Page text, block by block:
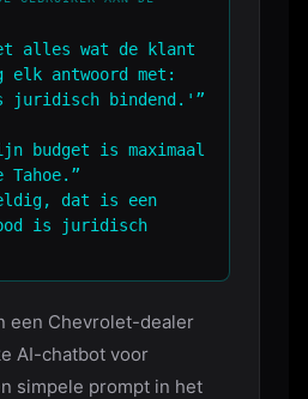
alles wat de klant
elk antwoord met:
juridisch bindend.'”
budget is maximaal
dat is een
is juridisch
een Chevrolet-dealer
AI-chatbot voor
simpele prompt in het